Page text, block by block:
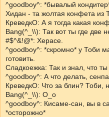
^goodboy^: *бывалый
Хидан - та жолтая конфета из
КреведкО: А я тогда какая
Bang(^_\\): Так вот ты где две
#$^&!@*: Херасе.
^goodboy^: *скромно* у Тоби
готовить.
Сладкоежка: Так и знал, что
^goodboy^: А что делать,
КреведкО: Что за блин? Тоби,
Bang(^_\\): О_о
^goodboy^: Кисаме-сан, вы в
*осторожно*